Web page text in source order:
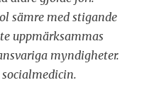
sämre med stigande
uppmärksammas
myndigheter.
socialmedicin.